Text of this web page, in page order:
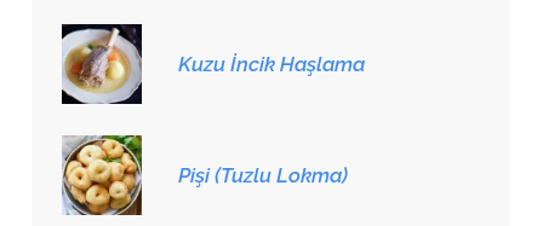
Kuzu İncik Haşlama
Pişi (Tuzlu Lokma)